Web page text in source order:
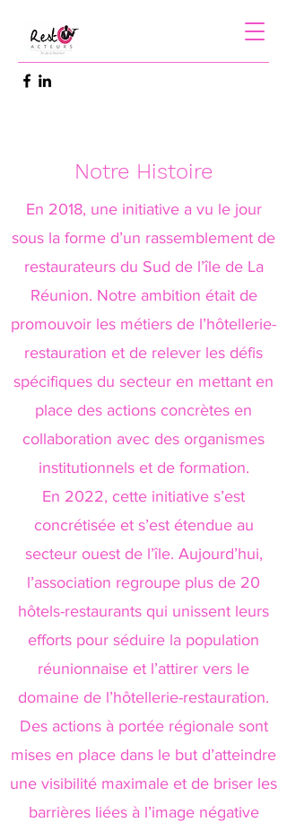
Notre Histoire
En 2018, une initiative a vu le jour
sous la forme d’un rassemblement de
restaurateurs du Sud de l’île de La
Réunion. Notre ambition était de
promouvoir les métiers de l’hôtellerie-
restauration et de relever les défis
spécifiques du secteur en mettant en
place des actions concrètes en
collaboration avec des organismes
institutionnels et de formation.
En 2022, cette initiative s’est
concrétisée et s’est étendue au
secteur ouest de l’île. Aujourd’hui,
l’association regroupe plus de 20
hôtels-restaurants qui unissent leurs
efforts pour séduire la population
réunionnaise et l’attirer vers le
domaine de l’hôtellerie-restauration.
Des actions à portée régionale sont
mises en place dans le but d’atteindre
une visibilité maximale et de briser les
barrières liées à l’image négative